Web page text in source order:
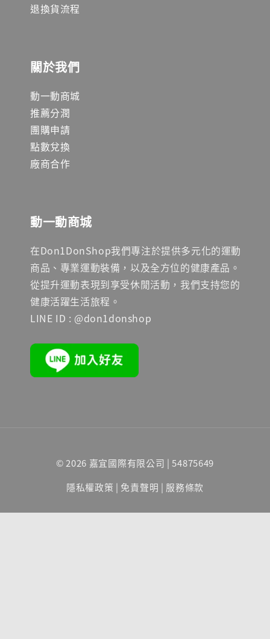
退換貨流程
關於我們
動一動商城
推薦分潤
團購申請
點數兌換
廠商合作
動一動商城
在Don1DonShop我們專注於提供多元化的運動
商品、專業運動裝備，以及全方位的健康產品。
從提升運動表現到享受休閒活動，我們支持您的
健康活躍生活旅程。
LINE ID : @don1donshop
© 2026 嘉宜國際有限公司 | 54875649
隱私權政策 | 免責聲明 | 服務條款